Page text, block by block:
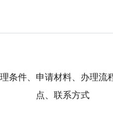
条件、申请材料、办理流
点、联系方式